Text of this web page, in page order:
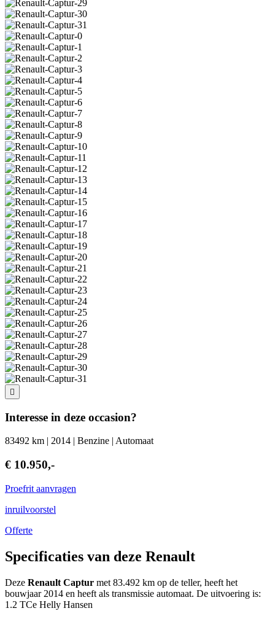
Interesse in deze occasion?
83492 km | 2014 | Benzine | Automaat
€ 10.950,-
Proefrit aanvragen
inruilvoorstel
Offerte
Specificaties van deze Renault
Deze Renault Captur met 83.492 km op de teller, heeft het
bouwjaar 2014 en heeft als transmissie automaat. De uitvoering is:
1.2 TCe Helly Hansen